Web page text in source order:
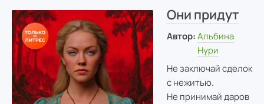
Они придут
Автор: Альбина
Нури
Не заключай сделок
с нежитью.
Не принимай даров